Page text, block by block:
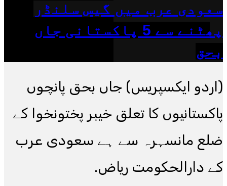
سعودی عرب میں گیس سلنڈر
پھٹنے سے 5 پاکستانی جاں
بحق
(اردو ایکسپریس) جاں بحق پانچوں
پاکستانیوں کا تعلق خیبر پختونخوا کے
ضلع مانسہرہ سے ہے سعودی عرب
کے دارالحکومت ریاض.